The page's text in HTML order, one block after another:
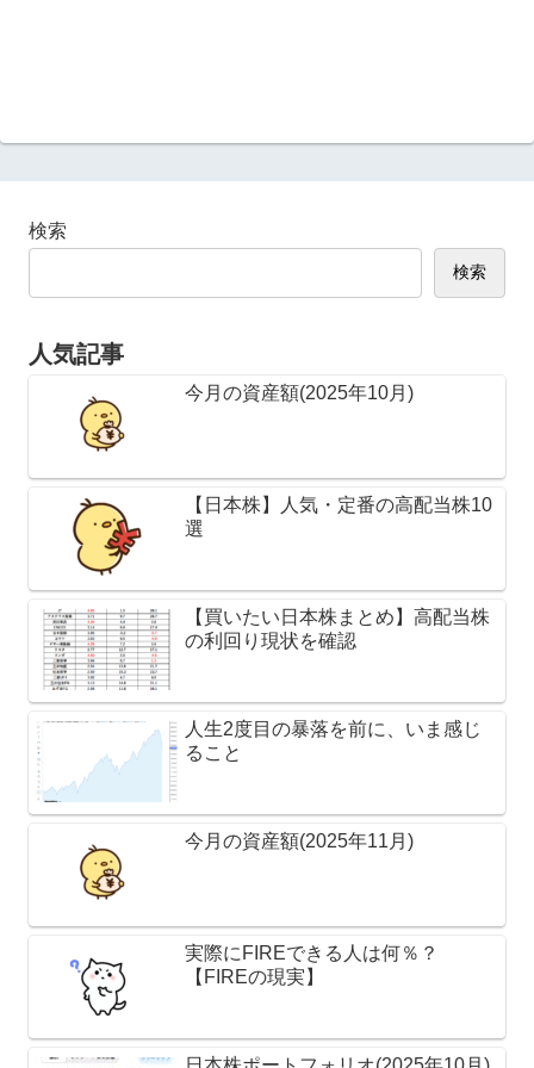
検索
検索
人気記事
今月の資産額(2025年10月)
【日本株】人気・定番の高配当株10
選
【買いたい日本株まとめ】高配当株
の利回り現状を確認
人生2度目の暴落を前に、いま感じ
ること
今月の資産額(2025年11月)
実際にFIREできる人は何％？
【FIREの現実】